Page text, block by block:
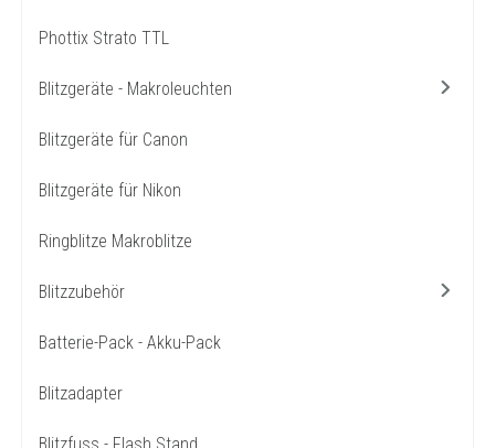
Phottix Strato TTL
Blitzgeräte - Makroleuchten
Blitzgeräte für Canon
Blitzgeräte für Nikon
Ringblitze Makroblitze
Blitzzubehör
Batterie-Pack - Akku-Pack
Blitzadapter